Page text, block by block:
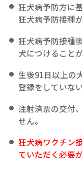
狂犬病予防方に
狂犬病予防接種
狂犬病予防接種
犬につけること
生後91日以上の
登録をしていな
注射済票の交付
せん。
狂犬病ワクチン
ていただく必要